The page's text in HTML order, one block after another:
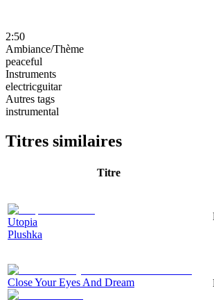
2:50
Ambiance/Thème
peaceful
Instruments
electricguitar
Autres tags
instrumental
Titres similaires
Titre
Utopia
Plushka
Close Your Eyes And Dream